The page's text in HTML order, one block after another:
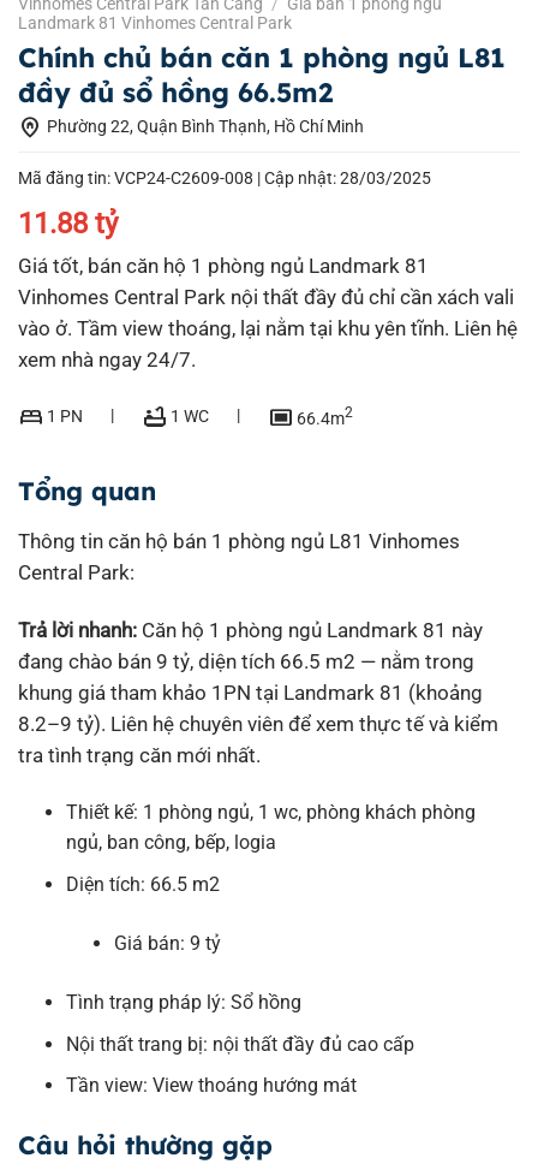
Landmark 81 Vinhomes Central Park
Chính chủ bán căn 1 phòng ngủ L81
đầy đủ sổ hồng 66.5m2
home_pin Phường 22, Quận Bình Thạnh, Hồ Chí Minh
Mã đăng tin: VCP24-C2609-008 |Cập nhật: 28/03/2025
11.88 tỷ
Giá tốt, bán căn hộ 1 phòng ngủ Landmark 81
Vinhomes Central Park nội thất đầy đủ chỉ cần xách vali
vào ở. Tầm view thoáng, lại nằm tại khu yên tĩnh. Liên hệ
xem nhà ngay 24/7.
bed 1 PN bathtub 1 WC capture 66.4m2
Tổng quan
Thông tin căn hộ bán 1 phòng ngủ L81 Vinhomes
Central Park:
Trả lời nhanh: Căn hộ 1 phòng ngủ Landmark 81 này
đang chào bán 9 tỷ, diện tích 66.5 m2 — nằm trong
khung giá tham khảo 1PN tại Landmark 81 (khoảng
8.2–9 tỷ). Liên hệ chuyên viên để xem thực tế và kiểm
tra tình trạng căn mới nhất.
Thiết kế: 1 phòng ngủ, 1 wc, phòng khách phòng
ngủ, ban công, bếp, logia
Diện tích: 66.5 m2
Giá bán: 9 tỷ
Tình trạng pháp lý: Sổ hồng
Nội thất trang bị: nội thất đầy đủ cao cấp
Tần view: View thoáng hướng mát
Câu hỏi thường gặp